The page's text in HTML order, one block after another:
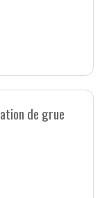
de grue